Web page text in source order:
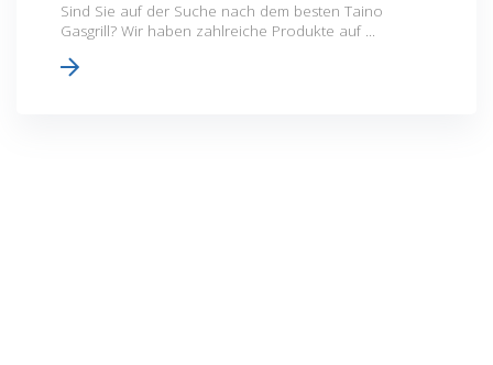
Sind Sie auf der Suche nach dem besten Taino
Gasgrill? Wir haben zahlreiche Produkte auf ...